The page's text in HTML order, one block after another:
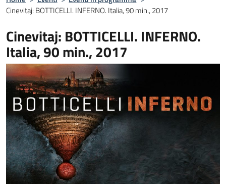
Cinevitaj: BOTTICELLI. INFERNO. Italia, 90 min., 2017
Cinevitaj: BOTTICELLI. INFERNO.
Italia, 90 min., 2017